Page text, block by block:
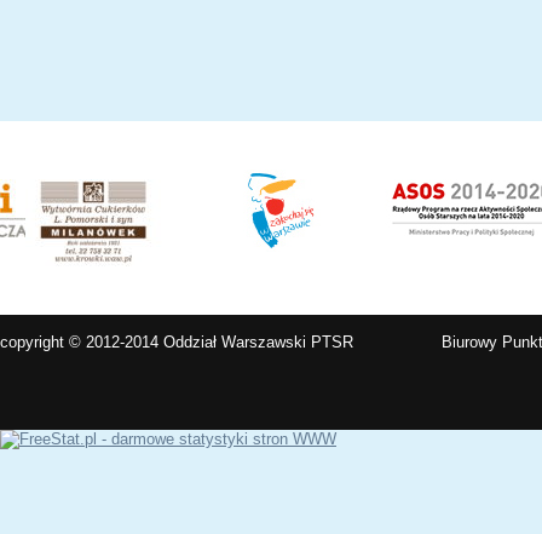
copyright © 2012-2014 Oddział Warszawski PTSR Biurowy